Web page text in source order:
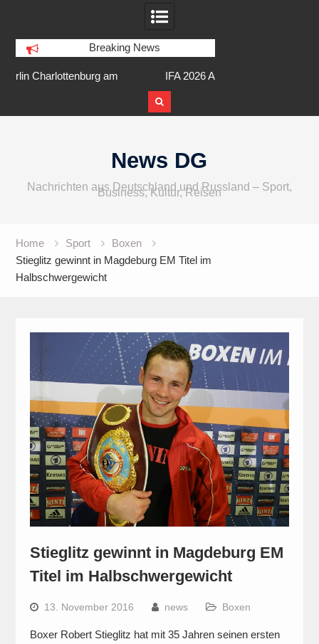
Breaking News
IFA 2026 Audio wird größer,
internationaler und vielfältiger
News DG
Nachrichten aus Deutschland und Russland – Sport,
Business, Kultur, Reisen
Home Sport
Boxen
Stieglitz gewinnt in Magdeburg EM Titel im
Halbschwergewicht
Stieglitz gewinnt in Magdeburg EM
Titel im Halbschwergewicht
13. November 2016 news Boxen
Boxer Robert Stieglitz hat mit 35 Jahren seinen ersten